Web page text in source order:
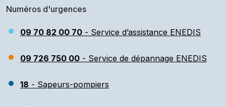
Numéros d'urgences
09 70 82 00 70 - Service d’assistance ENEDIS
09 726 750 00 - Service de dépannage ENEDIS
18 - Sapeurs-pompiers